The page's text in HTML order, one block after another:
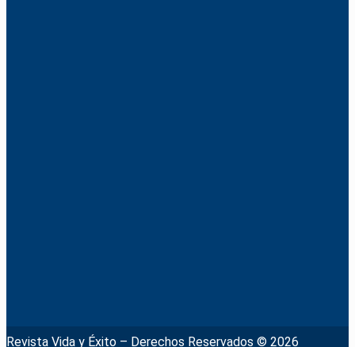
Revista Vida y Éxito – Derechos Reservados © 2026